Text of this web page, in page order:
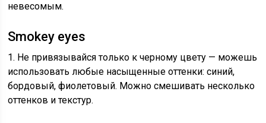
невесомым.
Smokey eyes
1. Не привязывайся только к черному цвету — можешь
использовать любые насыщенные оттенки: синий,
бордовый, фиолетовый. Можно смешивать несколько
оттенков и текстур.